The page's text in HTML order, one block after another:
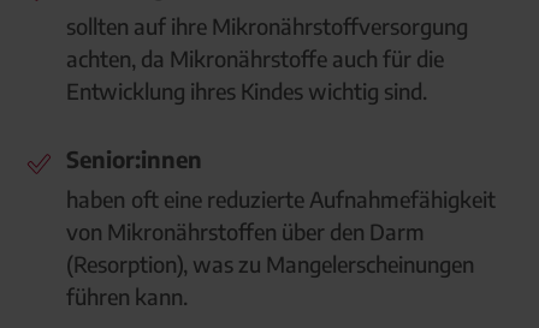
sollten auf ihre Mikronährstoffversorgung
achten, da Mikronährstoffe auch für die
Entwicklung ihres Kindes wichtig sind.
Senior:innen
haben oft eine reduzierte Aufnahmefähigkeit
von Mikronährstoffen über den Darm
(Resorption), was zu Mangelerscheinungen
führen kann.